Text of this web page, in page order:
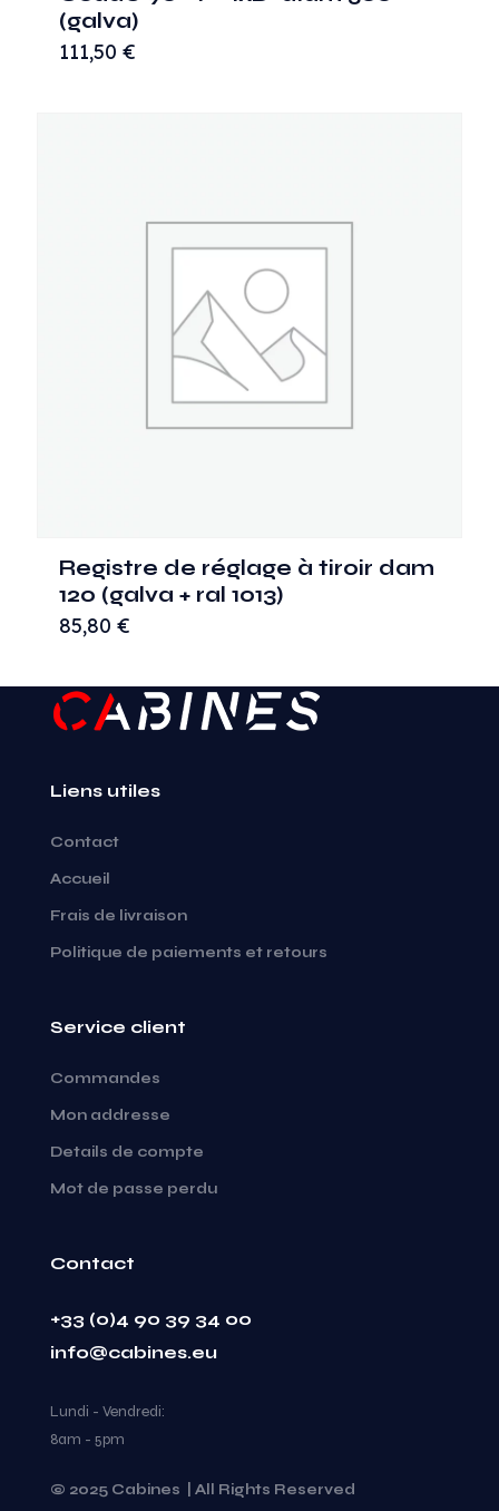
(galva)
111,50 €
Registre de réglage à tiroir dam
120 (galva + ral 1013)
85,80 €
Liens utiles
Contact
Accueil
Frais de livraison
Politique de paiements et retours
Service client
Commandes
Mon addresse
Details de compte
Mot de passe perdu
Contact
+33 (0)4 90 39 34 00
info@cabines.eu
Lundi - Vendredi:
8am - 5pm
© 2025 Cabines | All Rights Reserved